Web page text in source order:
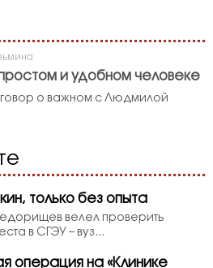
и удобном человеке
о важном с Людмилой
только без опыта
велел проверить
в СГЭУ – вуз...
операция на «Клинике